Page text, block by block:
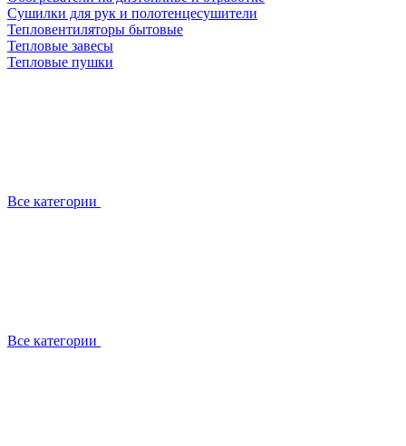
Сушилки для рук и полотенцесушители
Тепловентиляторы бытовые
Тепловые завесы
Тепловые пушки
Все категории
Все категории